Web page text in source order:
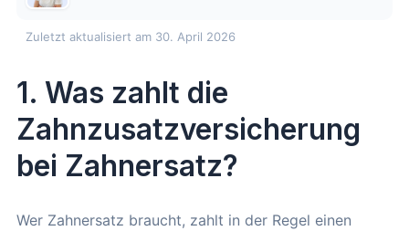
Zuletzt aktualisiert am 30. April 2026
1. Was zahlt die
Zahnzusatzversicherung
bei Zahnersatz?
Wer Zahnersatz braucht, zahlt in der Regel einen